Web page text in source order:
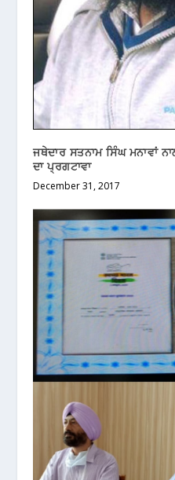
ਜਥੇਦਾਰ ਸਤਨਾਮ ਸਿੰਘ ਮਨਾਵਾਂ
ਦਾ ਪ੍ਰਗਟਾਵਾ
December 31, 2017